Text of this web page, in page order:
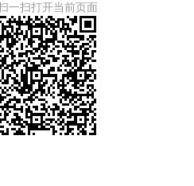
一扫打开当前页面